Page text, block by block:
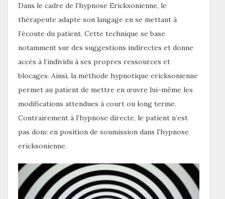
Dans le cadre de l’hypnose Ericksonienne, le
thérapeute adapte son langage en se mettant à
l’écoute du patient. Cette technique se base
notamment sur des suggestions indirectes et donne
accès à l’individu à ses propres ressources et
blocages. Ainsi, la méthode hypnotique ericksonienne
permet au patient de mettre en œuvre lui-même les
modifications attendues à court ou long terme.
Contrairement à l’hypnose directe, le patient n’est
pas donc en position de soumission dans l’hypnose
ericksonienne.